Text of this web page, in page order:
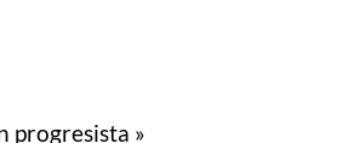
progresista »